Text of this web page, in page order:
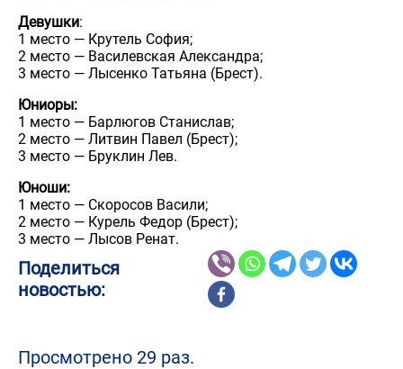
Девушки:
1 место — Крутель София;
2 место — Василевская Александра;
3 место — Лысенко Татьяна (Брест).
Юниоры:
1 место — Барлюгов Станислав;
2 место — Литвин Павел (Брест);
3 место — Бруклин Лев.
Юноши:
1 место — Скоросов Васили;
2 место — Курель Федор (Брест);
3 место — Лысов Ренат.
Поделиться
новостью:
Просмотрено 29 раз.